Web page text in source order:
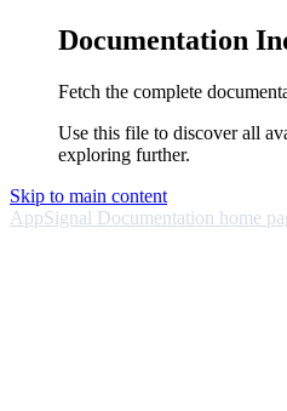
Documentation
Fetch the complete
Use this file to discover all
exploring further.
Skip to main content
AppSignal Documentation home